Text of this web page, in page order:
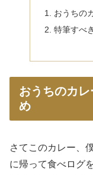
おうちの
特筆すべ
おうちのカ
め
さてこのカレー、
に帰って食べログ